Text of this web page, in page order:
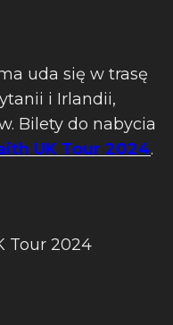
uda się w trasę
i Irlandii,
Bilety do nabycia
UK Tour 2024.